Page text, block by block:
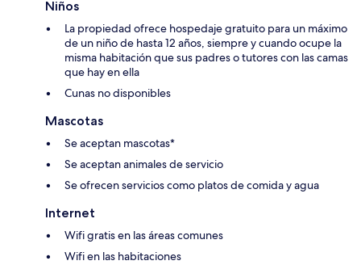
Niños
La propiedad ofrece hospedaje gratuito para un máximo
de un niño de hasta 12 años, siempre y cuando ocupe la
misma habitación que sus padres o tutores con las camas
que hay en ella
Cunas no disponibles
Mascotas
Se aceptan mascotas*
Se aceptan animales de servicio
Se ofrecen servicios como platos de comida y agua
Internet
Wifi gratis en las áreas comunes
Wifi en las habitaciones